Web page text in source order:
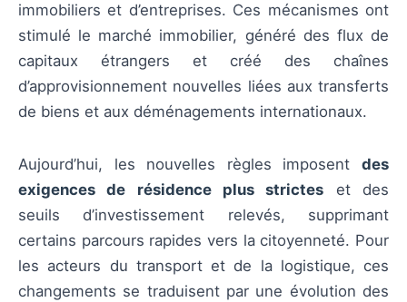
immobiliers et d’entreprises. Ces mécanismes ont
stimulé le marché immobilier, généré des flux de
capitaux étrangers et créé des chaînes
d’approvisionnement nouvelles liées aux transferts
de biens et aux déménagements internationaux.
Aujourd’hui, les nouvelles règles imposent des
exigences de résidence plus strictes et des
seuils d’investissement relevés, supprimant
certains parcours rapides vers la citoyenneté. Pour
les acteurs du transport et de la logistique, ces
changements se traduisent par une évolution des